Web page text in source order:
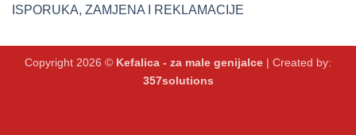
ISPORUKA, ZAMJENA I REKLAMACIJE
Copyright 2026 © Kefalica - za male genijalce | Created by:
357solutions